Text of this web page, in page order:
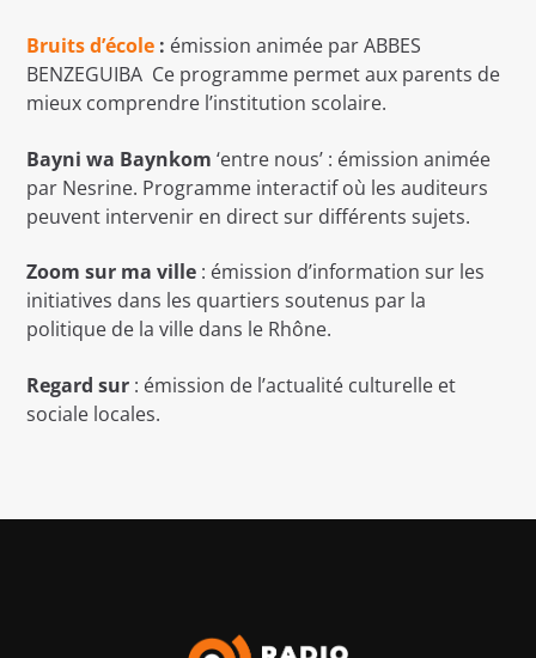
radio salam
Bruits d’école : émission animée par ABBES
BENZEGUIBA Ce programme permet aux parents de
mieux comprendre l’institution scolaire.
Bayni wa Baynkom ‘entre nous’ : émission animée
par Nesrine. Programme interactif où les auditeurs
peuvent intervenir en direct sur différents sujets.
Zoom sur ma ville : émission d’information sur les
initiatives dans les quartiers soutenus par la
politique de la ville dans le Rhône.
Regard sur : émission de l’actualité culturelle et
sociale locales.